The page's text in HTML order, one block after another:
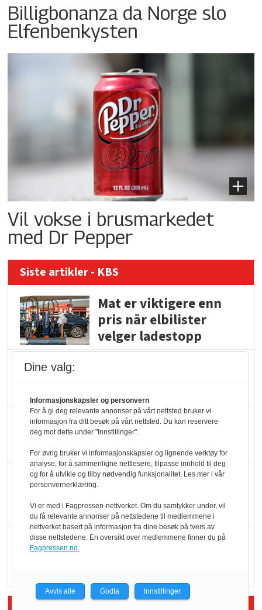
Billigbonanza da Norge slo
Elfenbenkysten
Vil vokse i brusmarkedet
med Dr Pepper
Siste artikler - KBS
Mat er viktigere enn
pris når elbilister
velger ladestopp
Potetball, kylling og 98
oktan
KBS-bransjen i
serveringstilbud
Vokser med ferdigmat
Dine valg:
Informasjonskapsler og personvern
For å gi deg relevante annonser på vårt nettsted bruker vi
informasjon fra ditt besøk på vårt nettsted. Du kan reservere
deg mot dette under "Innstillinger".
For øvrig bruker vi informasjonskapsler og lignende verktøy for
analyse, for å sammenligne nettlesere, tilpasse innhold til deg
og for å utvikle og tilby nødvendig funksjonalitet. Les mer i vår
personvernerklæring.
Vi er med i Fagpressen-nettverket. Om du samtykker under, vil
du få relevante annonser på nettstedene til medlemmene i
nettverket basert på informasjon fra dine besøk på tvers av
disse nettstedene. En oversikt over medlemmene finner du på
Fagpressen.no.
Avvis alle Godta Innstillinger